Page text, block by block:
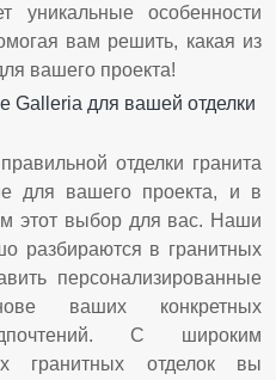
уникальные особенности
вам решить, какая из
вашего проекта!
Galleria для вашей отделки
отделки гранита
для вашего проекта, и в
этот выбор для вас. Наши
разбираются в гранитных
персонализированные
ваших конкретных
С широким
гранитных отделок вы